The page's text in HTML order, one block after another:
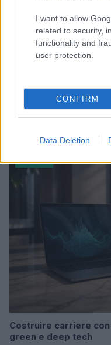
I want to allow
related to security,
functionality and
user protection.
CONFIRM
Data Deletion
Disarmo di Hamas e
Edoardo Marchesi · 7 Ago 2026
FUTURE
Costruire carriere con
green e deep tech